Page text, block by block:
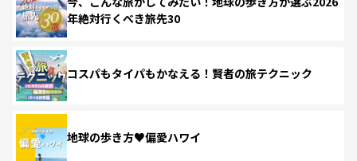
年絶対行くべき旅先30
コスパもタイパもかなえる！賢者の旅テクニック
地球の歩き方♥偏愛ハワイ